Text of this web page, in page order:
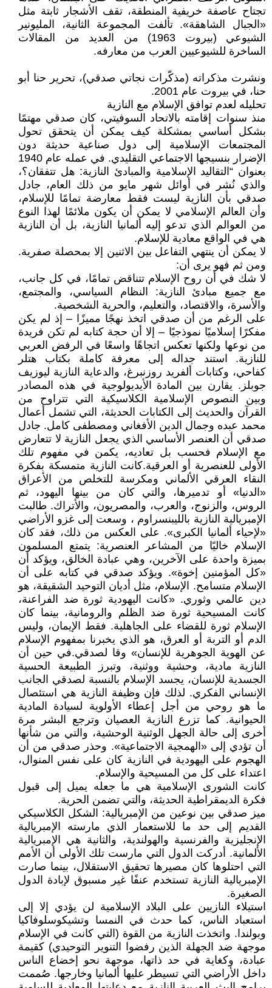
تجتاح عاصفة خريفية المنطقة، تقف الأشجار ثابتة مثل
«الجبال الشاهقة». تألفت المجموعة الثانية، المليونير
الشيوعي (بيروت 1963) من العديد من المقالات
الساخرة للشيوعيين العرب من معارفه.
ونشرت مذكراته (مذكّرات نجاتي صدقي)، تحرير حنا أبو
حنا، في بيروت عام 2001.
تحليله لعدم توافق الإسلام مع النازية
منذ سنوات إقامته بالاتحاد السوفيتي، كان صدقي مهتمًا
بشكل أساسي بمشكلة كيف يمكن أن يتحقق تحول
المجتمعات الإسلامية إلى دول صناعية حديثة دون
الإضرار بنسيجها الاجتماعي التقليدي. في عمله عام 1940
بعنوان “التقاليد الإسلامية والمبادئ النازية: هل تتفقان؟،
والذي نُشر في أوائل شهر مايو من ذلك العام، جادل
صدقي بأن النازية ليست فقط معارضة تمامًا للإسلام،
وأن العالم الإسلامي لا يمكن أن يكون ملائمًا لهذا النوع
من العوالم الذي تدعو إليه ألمانيا النازية، بل أن النازية
هي في الواقع معادية للإسلام.
لا يمكن أن ينتهي التفاعل بين الاثنين إلا بمحصلة صفرية.
ومن ثم فهو يرى أن:
لا شك في أن روح الإسلام تتناقض تمامًا، في كل جانب،
مع جميع مبادئ النازية: النظام السياسي، والمجتمع،
والأسرة، والاقتصاد، والتعليم، والحرية الشخصية.
على الرغم من أن صدقي اتخذ نهجًا مميزًا – إذ لم يكن
مفكرًا إسلاميًا نموذجيًا – إلا أن حجة كتابه لم تكن فريدة
من نوعها ولكنها تعكس اتجاهًا واسعًا في الرفض العربي
للنازية. استند جداله إلى معرفة كاملة بكتاب هتلر
كفاحي، وكتابات ألفريد روزنبرغ، والدعاية النازية ليوزيف
جوبلز. يقارن بين المادة الأيديولوجية في هذه المصادر
وبين النصوص الإسلامية الكلاسيكية التي تتراوح من
القرآن والحديث إلى الكتابات الحديثة، التي تشمل أعمال
محمد عبده وجمال الدين الأفغاني ومصطفى كامل. جادل
صدقي أن العنصر الأساسي الذي يجعل النازية لا تتعارض
مع الإسلام فحسب بل تعاديه، يكمن في مفهوم تلك
الأولى للعنصرية أو العرقية.كانت النازية متمسكة بفكرة
النقاء العرقي الألماني ومكرسة للتخلص من الأعراق
«الدنيا» أو تدميرها، والتي كان من بينها اليهود، ثم
الروس، والزنوج، والعرب، والمصريون، والأتراك. طالبت
الإمبريالية النازية بالليبنسراوم ، وسعت إلى غزو الأراضي
«لإحياء ألمانيا الكبرى». على العكس من ذلك، فقد كان
الإسلام خاليًا من المشاعر العنصرية: يتمتع المسلمون
بميزة واحدة على الآخرين، وهي عبادة الخالق، ويؤكد أن
«كل المؤمنين إخوة». ويؤكد صدقي في كتابه على أن
الإسلام متسامح. الإسلام، مثل أديان التوحيد الشقيقة، هو
دين عالمي وثوري. «كانت اليهودية ثورة ضد الفراعنة،
كانت المسيحية ثورة ضد الظلم والرومانية، بينما كان
الإسلام ثورة للقضاء على الجاهلية. فقط الإيمان، وليس
الدم أو التربة أو العرق، هو الذي يخبرنا بمفهوم الإسلام
عن الهوية الجوهرية للإنسان» وقا لصدقي.في حين أن
النازية مادية، وحشية ووثنية، وتبرز الطبيعة الحسية
الجسدية للإنسان، يجسد الإسلام بالنسبة لصدقي الجانب
الإنساني الفكري. لذلك فإن وظيفة النازية هي استئصال
ما هو روحي من أجل إعطاء الأولوية لسيادة المادية
الحيوانية. كما تزرع النازية العصيان وترجع البشر مرة
أخرى إلى حالة الجهل الوثنية الوحشية، والتي من شأنها
أن تؤدي إلى «الهمجية الاجتماعية». وحذر صدقي من أن
الهجوم على اليهودية في النازية كان على نفس المنوال،
اعتداء على كل من المسيحية والإسلام.
كانت الشورى الإسلامية هي ما جعله يميل إلى قبول
فكرة الديمقراطية الحديثة، والتي تضمن الحرية.
ميز صدقي بين نوعين من الإمبريالية: الشكل الكلاسيكي
القديم إلى حد ما للاستعمار الذي مارسته الإمبريالية
الإنجليزية والفرنسية والهولندية، والثانية هي الإمبريالية
الألمانية. أدركت الدول التي مارست تلك الأولى أن الأمم
التي احتلوها كان مصيرها تحقيق الاستقلال، بينما صارت
الإمبريالية النازية تستخدم عنفًا غير مسبوق لإبادة الدول
الصغيرة.
استيلاء النازيين على البلاد الإسلامية لن يؤدي إلا إلى
استعباد الناس، كما حدث في النمسا وتشيكوسلوفاكيا
وبولندا. واتخذت النازية من القوة (التي كانت في الإسلام
موجهة ضد الجهلة الذين رفضوا التنوير التوحيدي) كقيمة
عبادة، وكغاية في حد ذاتها، موجهة نحو إخضاع الناس
داخل الأراضي التي تسيطر عليها ألمانيا وخارجها. صُممت